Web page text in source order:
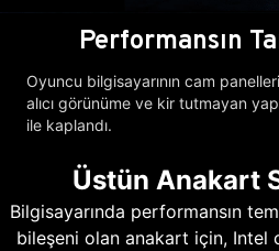
Performansın
Oyuncu bilgisayarının cam
alıcı görünüme ve kir tutmayan
ile kaplandı.
Üstün Anakart
Bilgisayarında performansın
bileşeni olan anakart için, Intel